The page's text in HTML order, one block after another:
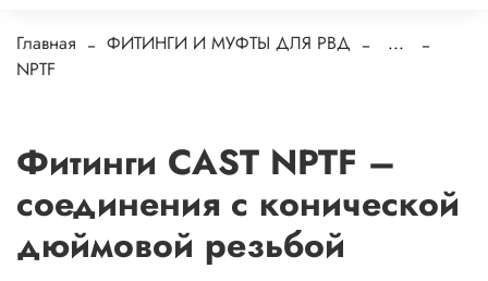
Главная ФИТИНГИ И МУФТЫ ДЛЯ РВД
...
NPTF
Фитинги CAST NPTF –
соединения с конической
дюймовой резьбой